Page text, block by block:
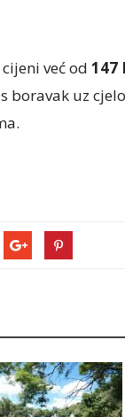
već od 147
boravak uz